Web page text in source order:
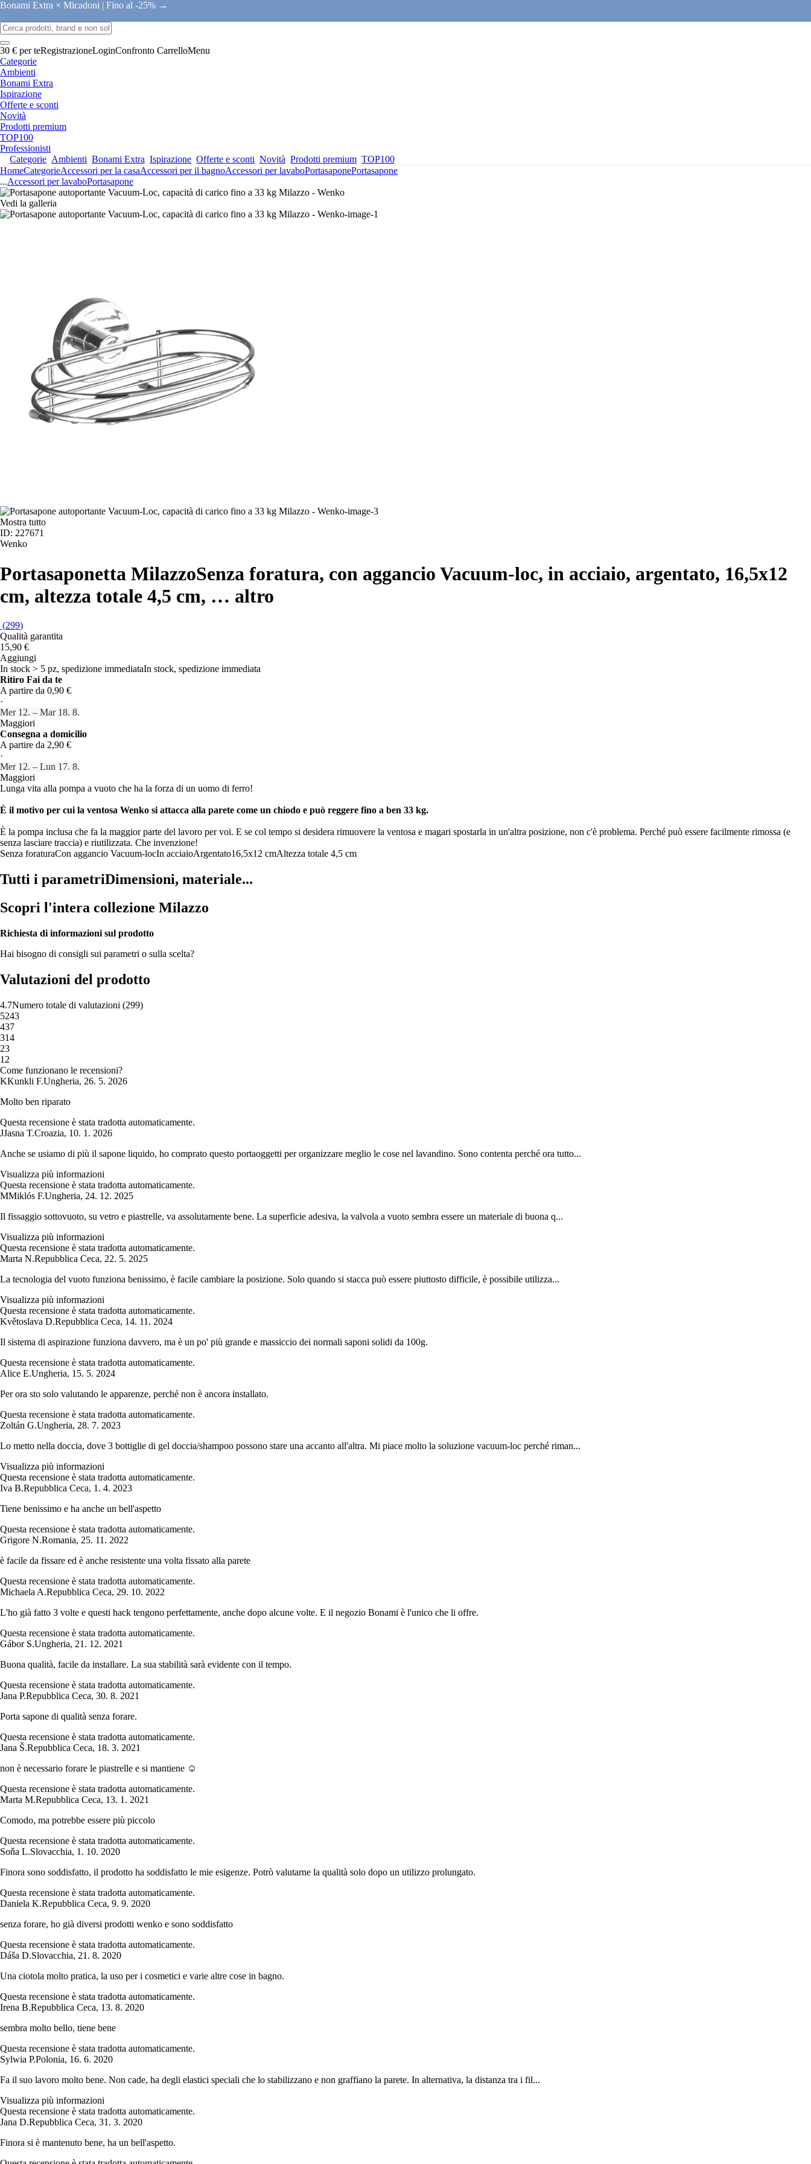
Bonami Extra × Micadoni | Fino al -25% →
30 € per teRegistrazioneLoginConfronto CarrelloMenu
Categorie
Ambienti
Bonami Extra
Ispirazione
Offerte e sconti
Novità
Prodotti premium
TOP100
Professionisti
Categorie Ambienti Bonami Extra Ispirazione Offerte e sconti Novità Prodotti premium TOP100
HomeCategorieAccessori per la casaAccessori per il bagnoAccessori per lavaboPortasaponePortasapone
...Accessori per lavaboPortasapone
Vedi la galleria
Mostra tutto
ID: 227671
Wenko
Portasaponetta MilazzoSenza foratura, con aggancio Vacuum-loc, in acciaio, argentato, 16,5x12
cm, altezza totale 4,5 cm, … altro
(299)
Qualità garantita
15,90 €
Aggiungi
In stock > 5 pz, spedizione immediataIn stock, spedizione immediata
Ritiro Fai da te
A partire da 0,90 €
·
Mer 12. – Mar 18. 8.
Maggiori
Consegna a domicilio
A partire da 2,90 €
·
Mer 12. – Lun 17. 8.
Maggiori
Lunga vita alla pompa a vuoto che ha la forza di un uomo di ferro!
È il motivo per cui la ventosa Wenko si attacca alla parete come un chiodo e può reggere fino a ben 33 kg.
È la pompa inclusa che fa la maggior parte del lavoro per voi. E se col tempo si desidera rimuovere la ventosa e magari spostarla in un'altra posizione, non c'è problema. Perché può essere facilmente rimossa (e
senza lasciare traccia) e riutilizzata. Che invenzione!
Senza foraturaCon aggancio Vacuum-locIn acciaioArgentato16,5x12 cmAltezza totale 4,5 cm
Tutti i parametriDimensioni, materiale...
Scopri l'intera collezione Milazzo
Richiesta di informazioni sul prodotto
Hai bisogno di consigli sui parametri o sulla scelta?
Valutazioni del prodotto
4.7Numero totale di valutazioni (299)
5243
437
314
23
1 2
Come funzionano le recensioni?
KKunkli F.Ungheria, 26. 5. 2026
Molto ben riparato
Questa recensione è stata tradotta automaticamente.
JJasna T.Croazia, 10. 1. 2026
Anche se usiamo di più il sapone liquido, ho comprato questo portaoggetti per organizzare meglio le cose nel lavandino. Sono contenta perché ora tutto...
Visualizza più informazioni
Questa recensione è stata tradotta automaticamente.
MMiklós F.Ungheria, 24. 12. 2025
Il fissaggio sottovuoto, su vetro e piastrelle, va assolutamente bene. La superficie adesiva, la valvola a vuoto sembra essere un materiale di buona q...
Visualizza più informazioni
Questa recensione è stata tradotta automaticamente.
Marta N.Repubblica Ceca, 22. 5. 2025
La tecnologia del vuoto funziona benissimo, è facile cambiare la posizione. Solo quando si stacca può essere piuttosto difficile, è possibile utilizza...
Visualizza più informazioni
Questa recensione è stata tradotta automaticamente.
Květoslava D.Repubblica Ceca, 14. 11. 2024
Il sistema di aspirazione funziona davvero, ma è un po' più grande e massiccio dei normali saponi solidi da 100g.
Questa recensione è stata tradotta automaticamente.
Alice E.Ungheria, 15. 5. 2024
Per ora sto solo valutando le apparenze, perché non è ancora installato.
Questa recensione è stata tradotta automaticamente.
Zoltán G.Ungheria, 28. 7. 2023
Lo metto nella doccia, dove 3 bottiglie di gel doccia/shampoo possono stare una accanto all'altra. Mi piace molto la soluzione vacuum-loc perché riman...
Visualizza più informazioni
Questa recensione è stata tradotta automaticamente.
Iva B.Repubblica Ceca, 1. 4. 2023
Tiene benissimo e ha anche un bell'aspetto
Questa recensione è stata tradotta automaticamente.
Grigore N.Romania, 25. 11. 2022
è facile da fissare ed è anche resistente una volta fissato alla parete
Questa recensione è stata tradotta automaticamente.
Michaela A.Repubblica Ceca, 29. 10. 2022
L'ho già fatto 3 volte e questi hack tengono perfettamente, anche dopo alcune volte. E il negozio Bonami è l'unico che li offre.
Questa recensione è stata tradotta automaticamente.
Gábor S.Ungheria, 21. 12. 2021
Buona qualità, facile da installare. La sua stabilità sarà evidente con il tempo.
Questa recensione è stata tradotta automaticamente.
Jana P.Repubblica Ceca, 30. 8. 2021
Porta sapone di qualità senza forare.
Questa recensione è stata tradotta automaticamente.
Jana Š.Repubblica Ceca, 18. 3. 2021
non è necessario forare le piastrelle e si mantiene ☺
Questa recensione è stata tradotta automaticamente.
Marta M.Repubblica Ceca, 13. 1. 2021
Comodo, ma potrebbe essere più piccolo
Questa recensione è stata tradotta automaticamente.
Soňa L.Slovacchia, 1. 10. 2020
Finora sono soddisfatto, il prodotto ha soddisfatto le mie esigenze. Potrò valutarne la qualità solo dopo un utilizzo prolungato.
Questa recensione è stata tradotta automaticamente.
Daniela K.Repubblica Ceca, 9. 9. 2020
senza forare, ho già diversi prodotti wenko e sono soddisfatto
Questa recensione è stata tradotta automaticamente.
Dáša D.Slovacchia, 21. 8. 2020
Una ciotola molto pratica, la uso per i cosmetici e varie altre cose in bagno.
Questa recensione è stata tradotta automaticamente.
Irena B.Repubblica Ceca, 13. 8. 2020
sembra molto bello, tiene bene
Questa recensione è stata tradotta automaticamente.
Sylwia P.Polonia, 16. 6. 2020
Fa il suo lavoro molto bene. Non cade, ha degli elastici speciali che lo stabilizzano e non graffiano la parete. In alternativa, la distanza tra i fil...
Visualizza più informazioni
Questa recensione è stata tradotta automaticamente.
Jana D.Repubblica Ceca, 31. 3. 2020
Finora si è mantenuto bene, ha un bell'aspetto.